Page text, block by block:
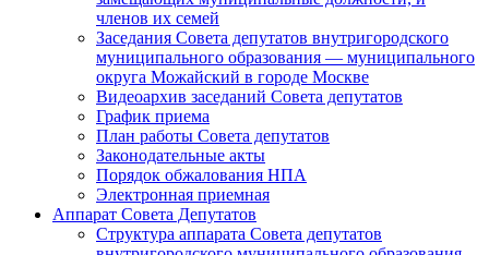
членов их семей
Заседания Совета депутатов внутригородского
муниципального образования — муниципального
округа Можайский в городе Москве
Видеоархив заседаний Совета депутатов
График приема
План работы Совета депутатов
Законодательные акты
Порядок обжалования НПА
Электронная приемная
Аппарат Совета Депутатов
Структура аппарата Совета депутатов